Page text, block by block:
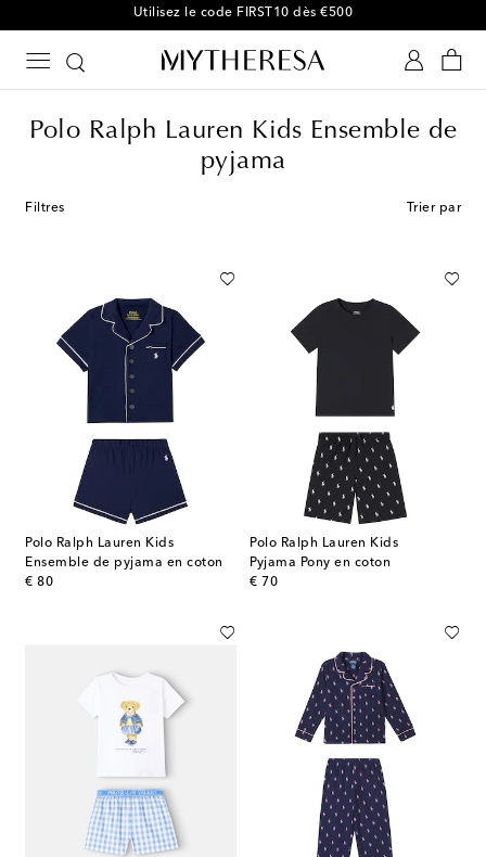
-10 % sur votre 1ʳᵉ commande parmi une sélection
Polo Ralph Lauren Kids Ensemble de
pyjama
Filtres Trier par
Polo Ralph Lauren Kids
Ensemble de pyjama en coton
€ 80
original price
Polo Ralph Lauren Kids
Pyjama Pony en coton
€ 70
original price